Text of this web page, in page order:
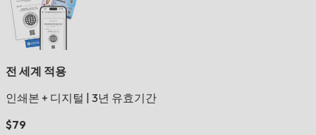
전 세계 적용
인쇄본 + 디지털
3년 유효기간
$79